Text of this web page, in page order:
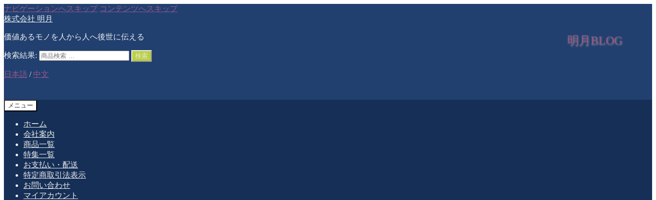
ナビゲーションへスキップ コンテンツへスキップ
株式会社 明月
明月BLOG
価値あるモノを人から人へ後世に伝える
検索結果: 検索
日本語 / 中文
メニュー
ホーム
会社案内
商品一覧
特集一覧
お支払い・配送
特定商取引法表示
お問い合わせ
マイアカウント